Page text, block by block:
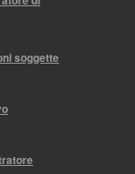
soggette